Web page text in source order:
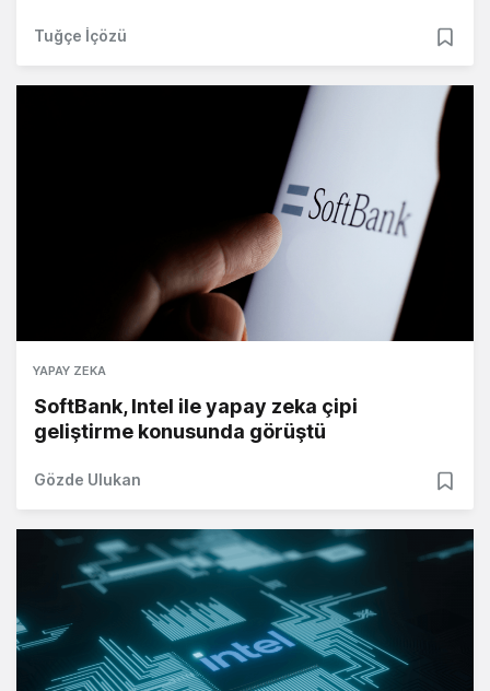
Tuğçe İçözü
YAPAY ZEKA
SoftBank, Intel ile yapay zeka çipi
geliştirme konusunda görüştü
Gözde Ulukan